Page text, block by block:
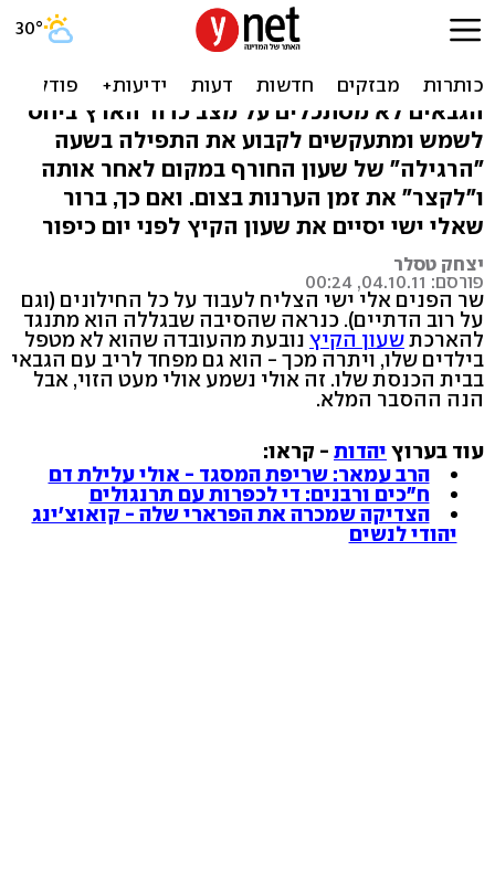
שעון קיץ מוקדם? הכל בגלל
הגבאי של אלי ישי
הגבאים לא מסתכלים על מצב כדור הארץ ביחס
לשמש ומתעקשים לקבוע את התפילה בשעה
"הרגילה" של שעון החורף במקום לאחר אותה
ו"לקצר" את זמן הערנות בצום. ואם כך, ברור
שאלי ישי יסיים את שעון הקיץ לפני יום כיפור
יצחק טסלר
פורסם: 04.10.11, 00:24
שר הפנים אלי ישי הצליח לעבוד על כל החילונים (וגם
על רוב הדתיים). כנראה שהסיבה שבגללה הוא מתנגד
להארכתשעון הקיץ נובעת מהעובדה שהוא לא מטפל
בילדים שלו, ויתרה מכך - הוא גם מפחד לריב עם הגבאי
בבית הכנסת שלו. זה אולי נשמע אולי מעט הזוי, אבל
הנה ההסבר המלא.
עוד בערוץ יהדות - קראו:
הרב עמאר: שריפת המסגד - אולי עלילת דם
ח"כים ורבנים: די לכפרות עם תרנגולים
הצדיקה שמכרה את הפרארי שלה - קואוצ'ינג
יהודי לנשים